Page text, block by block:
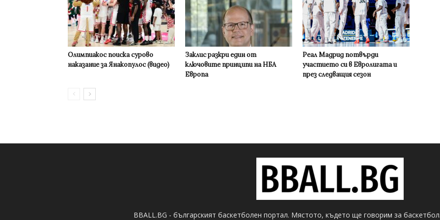
Олимпиакос поиска сурово
наказание за Янакопулос (видео)
Заклис разкри един от
ключовите принципи на НБА
Европа
Реал Мадрид потвърди
участието си в Евролигата и
през следващия сезон
BBALL.BG - българският баскетболен портал. Мястото, където ще говорим за